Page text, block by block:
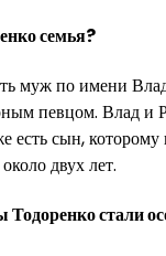
семья?
муж по имени
певцом. Влад и
есть сын,
двух лет.
стали